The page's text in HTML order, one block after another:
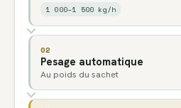
1 000–1 500 kg/h
02
Pesage automatique
Au poids du sachet